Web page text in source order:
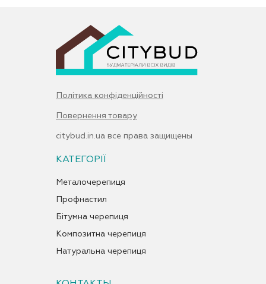
Політика конфіденційності
Повернення товару
citybud.in.ua все права защищены
КАТЕГОРІЇ
Металочерепиця
Профнастил
Бітумна черепиця
Композитна черепиця
Натуральна черепиця